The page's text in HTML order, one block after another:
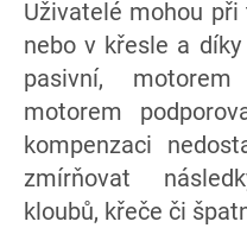
Uživatelé mohou
nebo v křesle a
pasivní,
motorem
kompenzaci
zmírňovat
kloubů, křeče či